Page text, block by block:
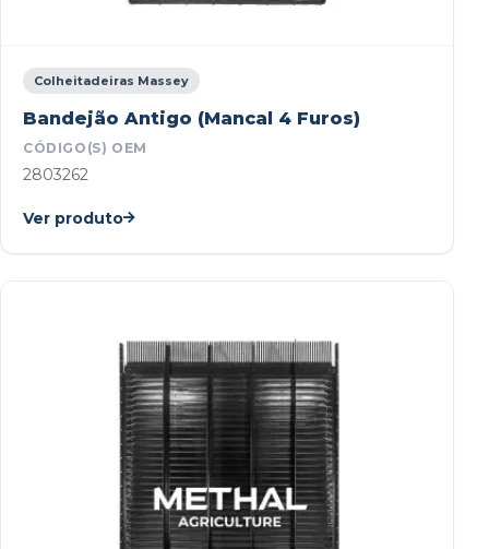
Colheitadeiras Massey
Bandejão Antigo (Mancal 4 Furos)
CÓDIGO(S) OEM
2803262
Ver produto